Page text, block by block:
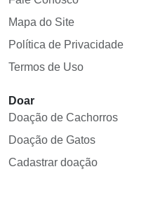
Mapa do Site
Política de Privacidade
Termos de Uso
Doar
Doação de Cachorros
Doação de Gatos
Cadastrar doação